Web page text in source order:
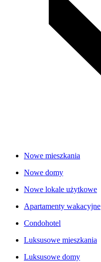
Nowe mieszkania
Nowe domy
Nowe lokale użytkowe
Apartamenty wakacyjne
Condohotel
Luksusowe mieszkania
Luksusowe domy